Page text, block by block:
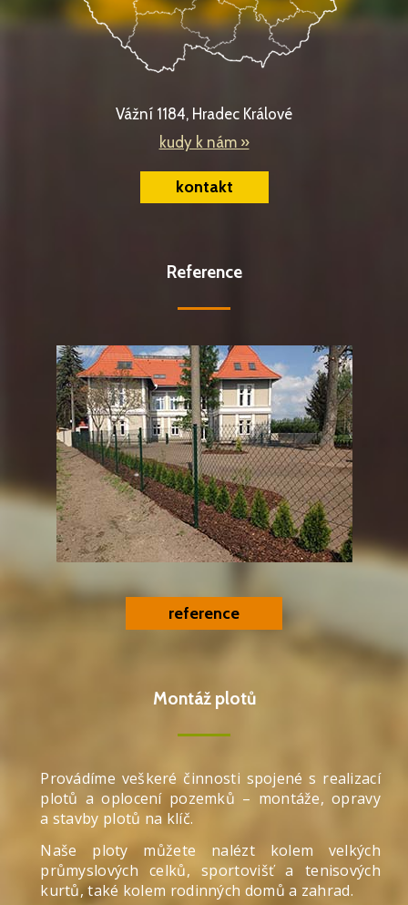
Vážní 1184, Hradec Králové
kudy k nám »
kontakt
Reference
reference
Montáž plotů
Provádíme veškeré činnosti spojené s realizací
plotů a oplocení pozemků – montáže, opravy
a stavby plotů na klíč.
Naše ploty můžete nalézt kolem velkých
průmyslových celků, sportovišť a tenisových
kurtů, také kolem rodinných domů a zahrad.